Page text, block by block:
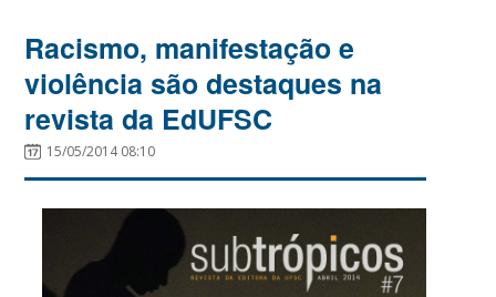
Racismo, manifestação e
violência são destaques na
revista da EdUFSC
15/05/2014 08:10